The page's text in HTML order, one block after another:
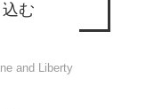
む
and Liberty